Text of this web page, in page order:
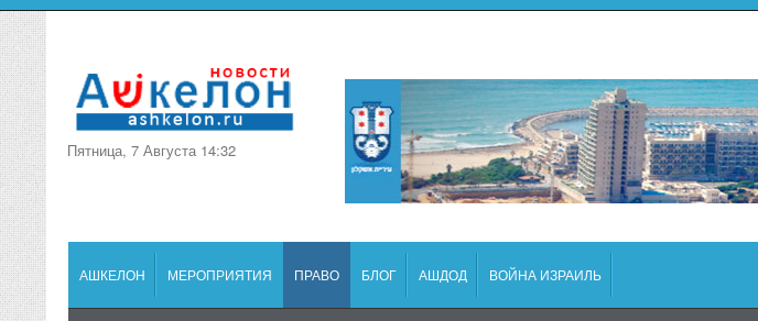
Пятница, 7 Августа 14:32
АШКЕЛОН МЕРОПРИЯТИЯ ПРАВО БЛОГ АШДОД ВОЙНА ИЗРАИЛЬ